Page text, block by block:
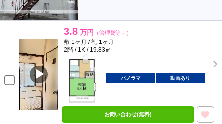
3.8 万円 （管理費等－）
敷 1ヶ月 / 礼 1ヶ月
2階 / 1K / 19.83㎡
パノラマ 動画あり
お問い合わせ(無料)